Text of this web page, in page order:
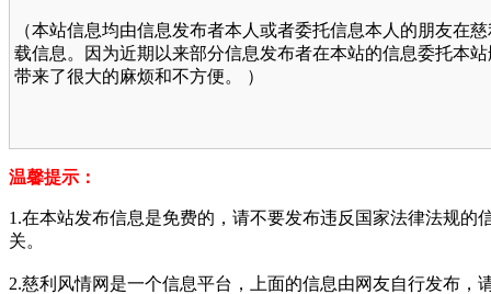
（本站信息均由信息发布者本人或者委托信息本人的朋友在
载信息。因为近期以来部分信息发布者在本站的信息委托本
带来了很大的麻烦和不方便。 ）
温馨提示：
1.在本站发布信息是免费的，请不要发布违反国家法律法规
关。
2.慈利风情网是一个信息平台，上面的信息由网友自行发布